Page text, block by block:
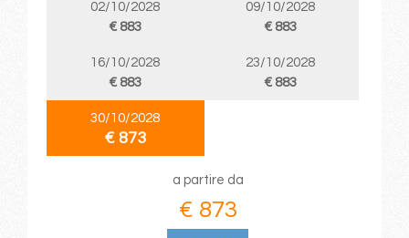
02/10/2028
€ 883
09/10/2028
€ 883
16/10/2028
€ 883
23/10/2028
€ 883
30/10/2028
€ 873
a partire da
€ 873